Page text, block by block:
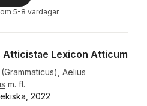
5-8 vardagar
Atticistae Lexicon Atticum
Aelius
m. fl.
2022